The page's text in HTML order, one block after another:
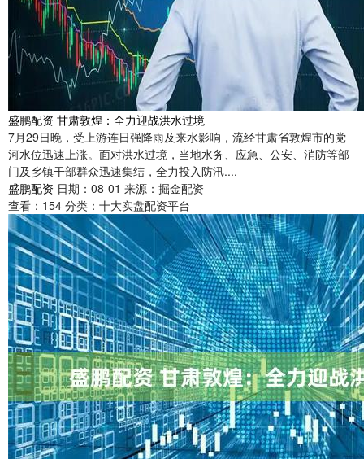
盛鹏配资 甘肃敦煌：全力迎战洪水过境
7月29日晚，受上游连日强降雨及来水影响，流经甘肃省敦煌市的党
河水位迅速上涨。面对洪水过境，当地水务、应急、公安、消防等部
门及乡镇干部群众迅速集结，全力投入防汛....
盛鹏配资 日期：08-01 来源：掘金配资
查看： 154 分类： 十大实盘配资平台